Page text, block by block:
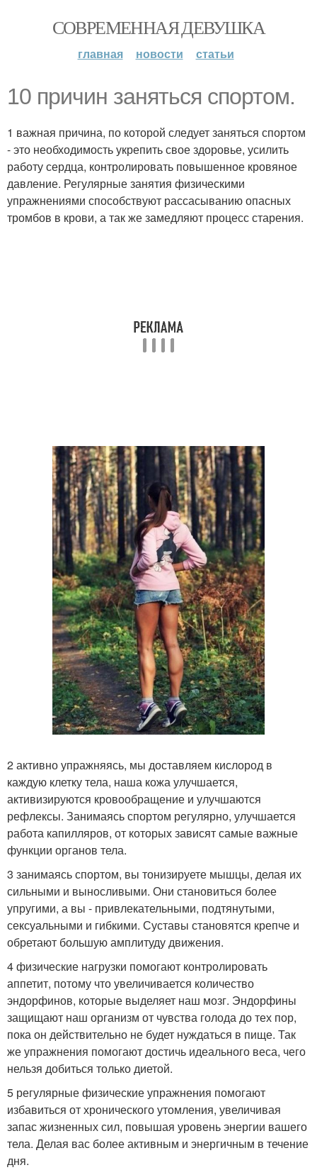
СОВРЕМЕННАЯ ДЕВУШКА
главная новости статьи
10 причин заняться спортом.
1 важная причина, по которой следует заняться спортом
- это необходимость укрепить свое здоровье, усилить
работу сердца, контролировать повышенное кровяное
давление. Регулярные занятия физическими
упражнениями способствуют рассасыванию опасных
тромбов в крови, а так же замедляют процесс старения.
2 активно упражняясь, мы доставляем кислород в
каждую клетку тела, наша кожа улучшается,
активизируются кровообращение и улучшаются
рефлексы. Занимаясь спортом регулярно, улучшается
работа капилляров, от которых зависят самые важные
функции органов тела.
3 занимаясь спортом, вы тонизируете мышцы, делая их
сильными и выносливыми. Они становиться более
упругими, а вы - привлекательными, подтянутыми,
сексуальными и гибкими. Суставы становятся крепче и
обретают большую амплитуду движения.
4 физические нагрузки помогают контролировать
аппетит, потому что увеличивается количество
эндорфинов, которые выделяет наш мозг. Эндорфины
защищают наш организм от чувства голода до тех пор,
пока он действительно не будет нуждаться в пище. Так
же упражнения помогают достичь идеального веса, чего
нельзя добиться только диетой.
5 регулярные физические упражнения помогают
избавиться от хронического утомления, увеличивая
запас жизненных сил, повышая уровень энергии вашего
тела. Делая вас более активным и энергичным в течение
дня.